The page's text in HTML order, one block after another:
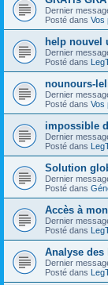
Dernier
Posté dans Vos
help nouvel
Dernier
Posté dans
nounours-
Dernier
Posté dans Vos
impossible
Dernier
Posté dans
Solution
Dernier
Posté dans
Accès à
Dernier
Posté dans
Analyse des
Dernier
Posté dans